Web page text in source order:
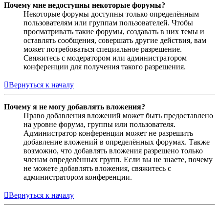
Почему мне недоступны некоторые форумы?
Некоторые форумы доступны только определённым
пользователям или группам пользователей. Чтобы
просматривать такие форумы, создавать в них темы и
оставлять сообщения, совершать другие действия, вам
может потребоваться специальное разрешение.
Свяжитесь с модератором или администратором
конференции для получения такого разрешения.
Вернуться к началу
Почему я не могу добавлять вложения?
Право добавления вложений может быть предоставлено
на уровне форума, группы или пользователя.
Администратор конференции может не разрешить
добавление вложений в определённых форумах. Также
возможно, что добавлять вложения разрешено только
членам определённых групп. Если вы не знаете, почему
не можете добавлять вложения, свяжитесь с
администратором конференции.
Вернуться к началу